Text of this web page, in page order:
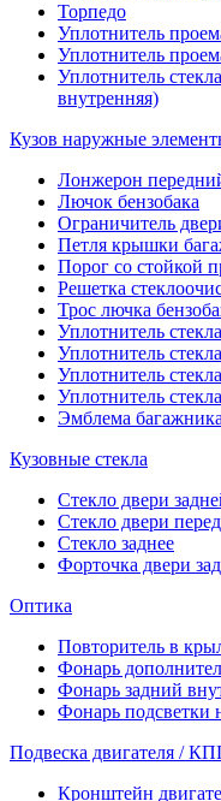
Торпедо
Уплотнитель
Уплотнитель
Уплотнитель
внутренняя)
Кузов наружные
Лонжерон
Лючок бензобака
Ограничитель
Петля крышки
Порог со стойкой
Решетка
Трос лючка
Уплотнитель
Уплотнитель
Уплотнитель
Уплотнитель
Эмблема багажника
Кузовные стекла
Стекло двери
Стекло двери
Стекло заднее
Форточка двери
Оптика
Повторитель в
Фонарь
Фонарь задний
Фонарь подсветки
Подвеска двигателя /
Кронштейн